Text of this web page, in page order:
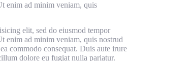
enim ad minim veniam, quis
elit, sed do eiusmod tempor
enim ad minim veniam, quis nostrud
commodo consequat. Duis aute irure
dolore eu fugiat nulla pariatur.